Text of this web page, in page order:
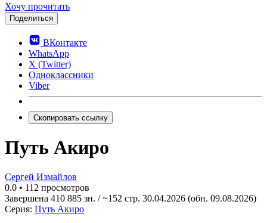
Хочу прочитать
Поделиться
ВКонтакте
WhatsApp
X (Twitter)
Одноклассники
Viber
Скопировать ссылку
Путь Акиро
Сергей Измайлов
0.0 • 112 просмотров
Завершена 410 885 зн. / ~152 стр. 30.04.2026 (обн. 09.08.2026)
Серия: Путь Акиро